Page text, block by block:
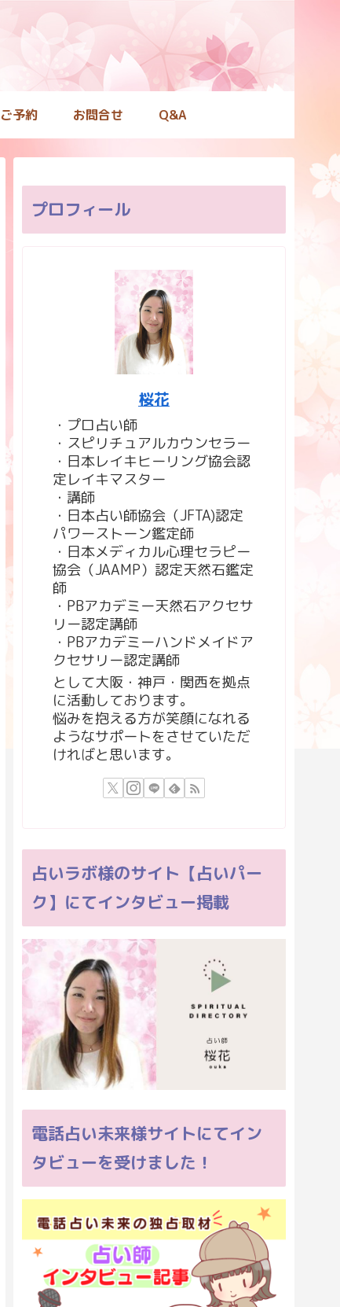
ご予約 お問合せ Q&A
プロフィール
桜花
・プロ占い師
・スピリチュアルカウンセラー
・日本レイキヒーリング協会認
定レイキマスター
・講師
・日本占い師協会（JFTA)認定
パワーストーン鑑定師
・日本メディカル心理セラピー
協会（JAAMP）認定天然石鑑定
師
・PBアカデミー天然石アクセサ
リー認定講師
・PBアカデミーハンドメイドア
クセサリー認定講師
として大阪・神戸・関西を拠点
に活動しております。
悩みを抱える方が笑顔になれる
ようなサポートをさせていただ
ければと思います。
占いラボ様のサイト【占いパー
ク】にてインタビュー掲載
電話占い未来様サイトにてイン
タビューを受けました！